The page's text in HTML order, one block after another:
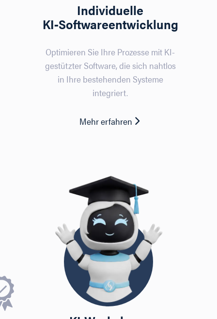
Individuelle
KI‑Softwareentwicklung
Optimieren Sie Ihre Prozesse mit KI-
gestützter Software, die sich nahtlos
in Ihre bestehenden Systeme
integriert.
Mehr erfahren